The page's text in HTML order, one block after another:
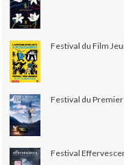
Festival du Film
Festival du
Festival